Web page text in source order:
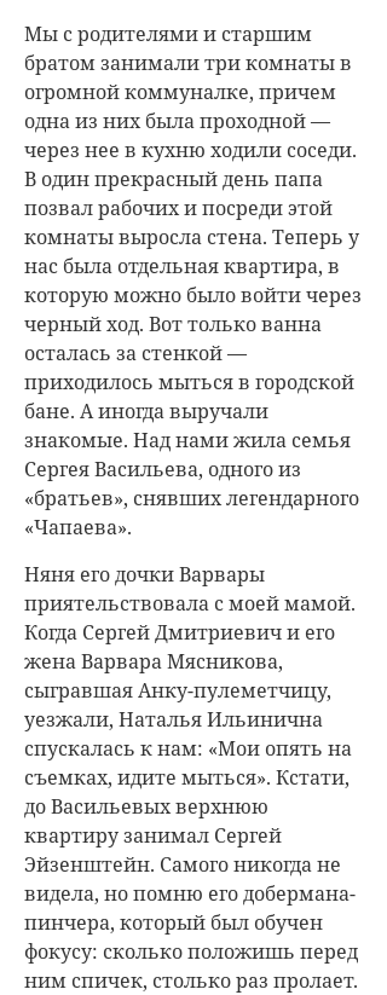
Мы с родителями и старшим
братом занимали три комнаты в
огромной коммуналке, причем
одна из них была проходной —
через нее в кухню ходили соседи.
В один прекрасный день папа
позвал рабочих и посреди этой
комнаты выросла стена. Теперь у
нас была отдельная квартира, в
которую можно было войти через
черный ход. Вот только ванна
осталась за стенкой —
приходилось мыться в городской
бане. А иногда выручали
знакомые. Над нами жила семья
Сергея Васильева, одного из
«братьев», снявших легендарного
«Чапаева».
Няня его дочки Варвары
приятельствовала с моей мамой.
Когда Сергей Дмитриевич и его
жена Варвара Мясникова,
сыгравшая Анку-пулеметчицу,
уезжали, Наталья Ильинична
спускалась к нам: «Мои опять на
съемках, идите мыться». Кстати,
до Васильевых верхнюю
квартиру занимал Сергей
Эйзенштейн. Самого никогда не
видела, но помню его добермана-
пинчера, который был обучен
фокусу: сколько положишь перед
ним спичек, столько раз пролает.